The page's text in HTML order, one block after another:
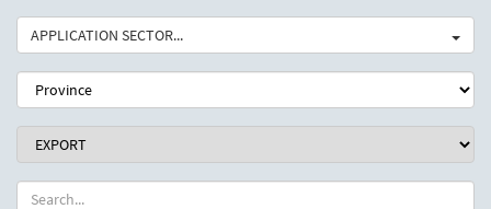
APPLICATION SECTOR...